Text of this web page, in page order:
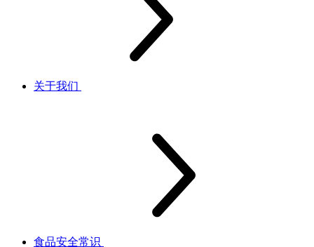
关于我们
食品安全常识